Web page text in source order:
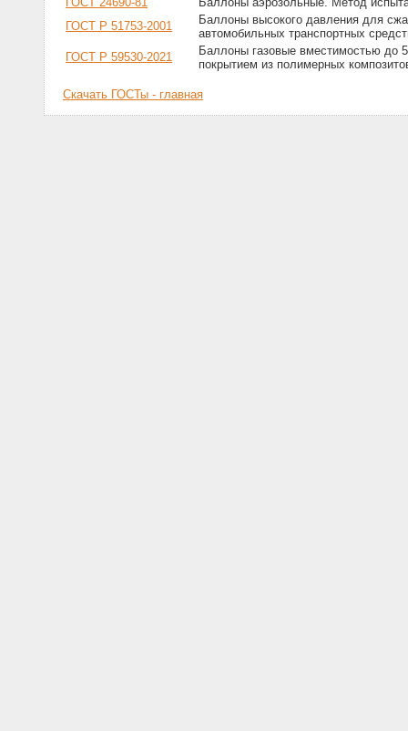
ГОСТ Р 51753-2001
Баллоны высокого давления для
автомобильных транспортных
ГОСТ Р 59530-2021
Баллоны газовые вместимостью
покрытием из полимерных
Скачать ГОСТы - главная